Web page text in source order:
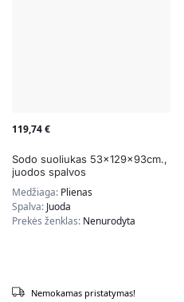
119,74€
Sodo suoliukas 53x129x93cm.,
juodos spalvos
Medžiaga: Plienas
Spalva: Juoda
Prekės ženklas: Nenurodyta
Nemokamas pristatymas!